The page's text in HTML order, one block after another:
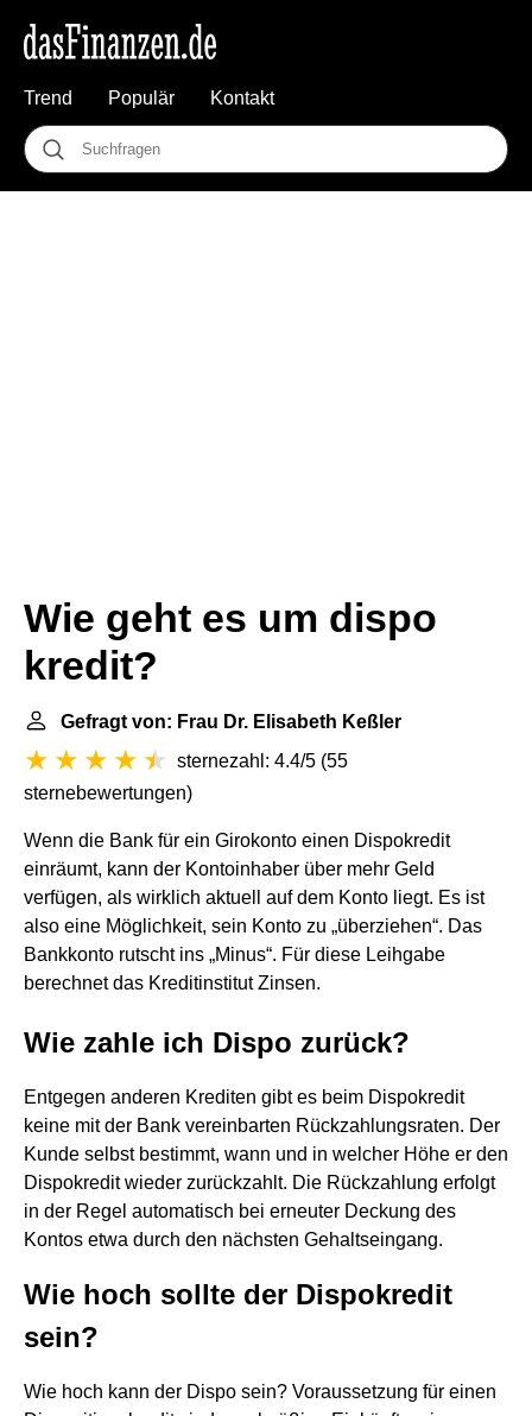
Trend Populär Kontakt
Wie geht es um dispo
kredit?
Gefragt von: Frau Dr. Elisabeth Keßler
sternezahl: 4.4/5 (55
sternebewertungen)
Wenn die Bank für ein Girokonto einen Dispokredit
einräumt, kann der Kontoinhaber über mehr Geld
verfügen, als wirklich aktuell auf dem Konto liegt. Es ist
also eine Möglichkeit, sein Konto zu „überziehen“. Das
Bankkonto rutscht ins „Minus“. Für diese Leihgabe
berechnet das Kreditinstitut Zinsen.
Wie zahle ich Dispo zurück?
Entgegen anderen Krediten gibt es beim Dispokredit
keine mit der Bank vereinbarten Rückzahlungsraten. Der
Kunde selbst bestimmt, wann und in welcher Höhe er den
Dispokredit wieder zurückzahlt. Die Rückzahlung erfolgt
in der Regel automatisch bei erneuter Deckung des
Kontos etwa durch den nächsten Gehaltseingang.
Wie hoch sollte der Dispokredit
sein?
Wie hoch kann der Dispo sein? Voraussetzung für einen